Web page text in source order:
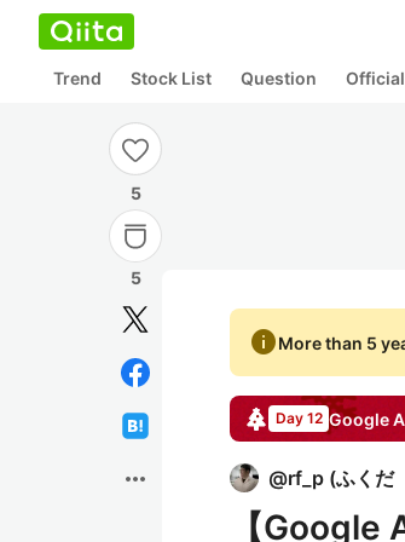
Trend Stock List Question
5
5
more_horiz
infoMore than 5
Day 12 Google
@rf_p (ふくだ
【